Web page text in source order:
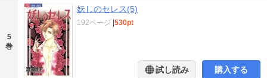
5
巻
妖しのセレス(5)
192ページ |530pt
試し読み 購入する